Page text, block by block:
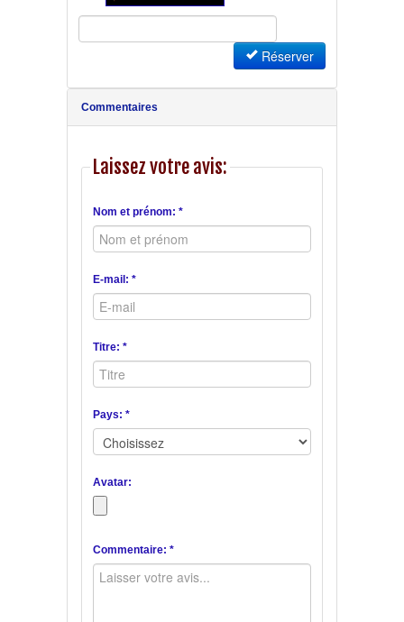
Réserver
Commentaires
Laissez votre avis:
Nom et prénom: *
E-mail: *
Titre: *
Pays: *
Avatar:
Commentaire: *